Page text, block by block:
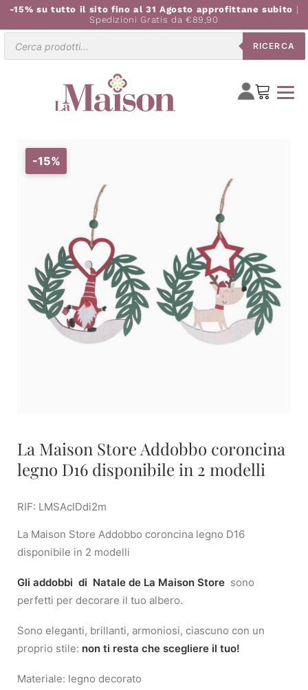
-15% su tutto il sito fino al 31 Agosto approfittane subito |
Spedizioni Gratis da €89,90
RICERCA
-15%
La Maison Store Addobbo coroncina
legno D16 disponibile in 2 modelli
RIF: LMSAclDdi2m
La Maison Store Addobbo coroncina legno D16
disponibile in 2 modelli
Gli addobbi di Natale de La Maison Store sono
perfetti per decorare il tuo albero.
Sono eleganti, brillanti, armoniosi, ciascuno con un
proprio stile: non ti resta che scegliere il tuo!
Materiale: legno decorato